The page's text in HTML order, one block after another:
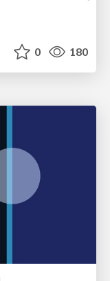
0 180